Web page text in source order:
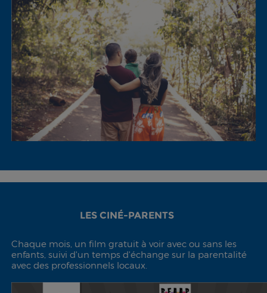
LES CINÉ-PARENTS
Chaque mois, un film gratuit à voir avec ou sans les
enfants, suivi d'un temps d'échange sur la parentalité
avec des professionnels locaux.